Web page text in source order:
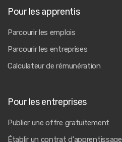
Pour les apprentis
Parcourir les emplois
Parcourir les entreprises
Calculateur de rémunération
Pour les entreprises
Publier une offre gratuitement
Établir un contrat d'apprentissage